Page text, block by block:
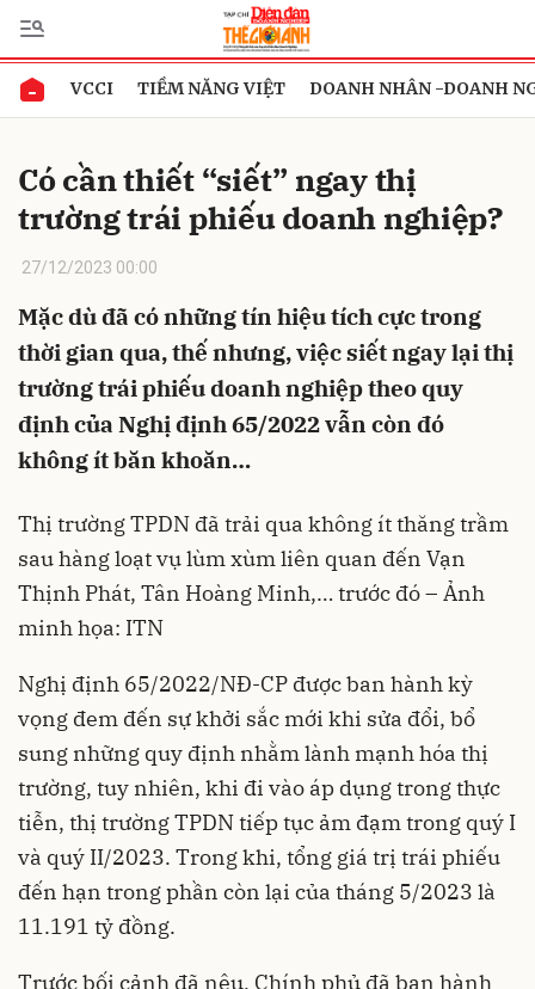
VCCI TIỀM NĂNG VIỆT DOANH NHÂN -DOANH
Có cần thiết “siết” ngay thị
trường trái phiếu doanh nghiệp?
27/12/2023 00:00
Mặc dù đã có những tín hiệu tích cực trong
thời gian qua, thế nhưng, việc siết ngay lại thị
trường trái phiếu doanh nghiệp theo quy
định của Nghị định 65/2022 vẫn còn đó
không ít băn khoăn…
Thị trường TPDN đã trải qua không ít thăng trầm
sau hàng loạt vụ lùm xùm liên quan đến Vạn
Thịnh Phát, Tân Hoàng Minh,… trước đó – Ảnh
minh họa: ITN
Nghị định 65/2022/NĐ-CP được ban hành kỳ
vọng đem đến sự khởi sắc mới khi sửa đổi, bổ
sung những quy định nhằm lành mạnh hóa thị
trường, tuy nhiên, khi đi vào áp dụng trong thực
tiễn, thị trường TPDN tiếp tục ảm đạm trong quý I
và quý II/2023. Trong khi, tổng giá trị trái phiếu
đến hạn trong phần còn lại của tháng 5/2023 là
11.191 tỷ đồng.
Trước bối cảnh đã nêu, Chính phủ đã ban hành
Gửi bình luận
Hủy Gửi